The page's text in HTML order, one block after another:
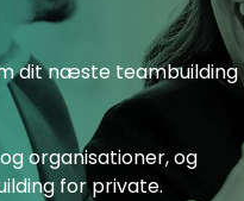
dit næste teambuilding
organisationer, og
for private.